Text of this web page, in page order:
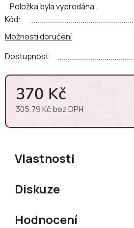
Položka byla vyprodána…
Dostupnost
Možnosti doručení
Kód:
370 Kč
305,79 Kč bez DPH
Měrná cena:
Vlastnosti
Diskuze
Hodnocení